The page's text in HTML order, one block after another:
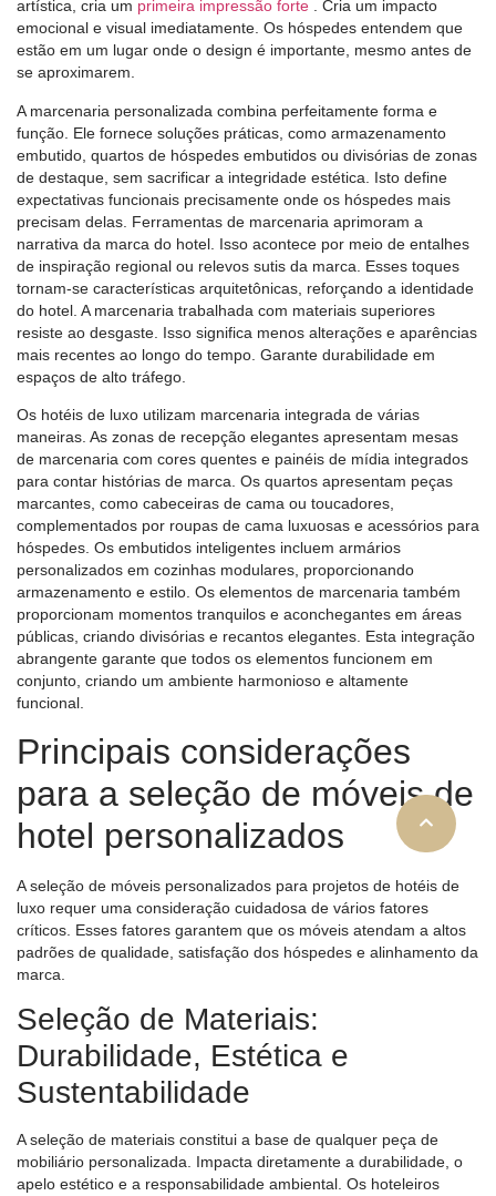
artística, cria um primeira impressão forte . Cria um impacto
emocional e visual imediatamente. Os hóspedes entendem que
estão em um lugar onde o design é importante, mesmo antes de
se aproximarem.
A marcenaria personalizada combina perfeitamente forma e
função. Ele fornece soluções práticas, como armazenamento
embutido, quartos de hóspedes embutidos ou divisórias de zonas
de destaque, sem sacrificar a integridade estética. Isto define
expectativas funcionais precisamente onde os hóspedes mais
precisam delas. Ferramentas de marcenaria aprimoram a
narrativa da marca do hotel. Isso acontece por meio de entalhes
de inspiração regional ou relevos sutis da marca. Esses toques
tornam-se características arquitetônicas, reforçando a identidade
do hotel. A marcenaria trabalhada com materiais superiores
resiste ao desgaste. Isso significa menos alterações e aparências
mais recentes ao longo do tempo. Garante durabilidade em
espaços de alto tráfego.
Os hotéis de luxo utilizam marcenaria integrada de várias
maneiras. As zonas de recepção elegantes apresentam mesas
de marcenaria com cores quentes e painéis de mídia integrados
para contar histórias de marca. Os quartos apresentam peças
marcantes, como cabeceiras de cama ou toucadores,
complementados por roupas de cama luxuosas e acessórios para
hóspedes. Os embutidos inteligentes incluem armários
personalizados em cozinhas modulares, proporcionando
armazenamento e estilo. Os elementos de marcenaria também
proporcionam momentos tranquilos e aconchegantes em áreas
públicas, criando divisórias e recantos elegantes. Esta integração
abrangente garante que todos os elementos funcionem em
conjunto, criando um ambiente harmonioso e altamente
funcional.
Principais considerações
para a seleção de móveis de
hotel personalizados
A seleção de móveis personalizados para projetos de hotéis de
luxo requer uma consideração cuidadosa de vários fatores
críticos. Esses fatores garantem que os móveis atendam a altos
padrões de qualidade, satisfação dos hóspedes e alinhamento da
marca.
Seleção de Materiais:
Durabilidade, Estética e
Sustentabilidade
A seleção de materiais constitui a base de qualquer peça de
mobiliário personalizada. Impacta diretamente a durabilidade, o
apelo estético e a responsabilidade ambiental. Os hoteleiros